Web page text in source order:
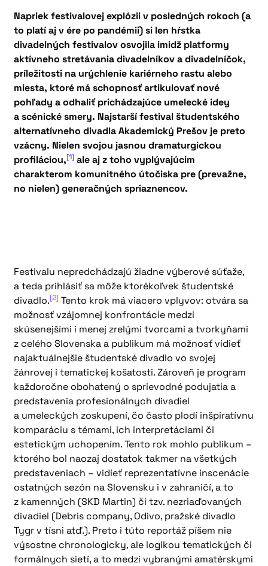
Napriek festivalovej explózii v posledných rokoch (a
to platí aj v ére po pandémii) si len hŕstka
divadelných festivalov osvojila imidž platformy
aktívneho stretávania divadelníkov a divadelníčok,
príležitosti na urýchlenie kariérneho rastu alebo
miesta, ktoré má schopnosť artikulovať nové
pohľady a odhaliť prichádzajúce umelecké idey
a scénické smery. Najstarší festival študentského
alternatívneho divadla Akademický Prešov je preto
vzácny. Nielen svojou jasnou dramaturgickou
profiláciou,[1] ale aj z toho vyplývajúcim
charakterom komunitného útočiska pre (prevažne,
no nielen) generačných spriaznencov.
Festivalu nepredchádzajú žiadne výberové súťaže,
a teda prihlásiť sa môže ktorékoľvek študentské
divadlo.[2] Tento krok má viacero vplyvov: otvára sa
možnosť vzájomnej konfrontácie medzi
skúsenejšími i menej zrelými tvorcami a tvorkyňami
z celého Slovenska a publikum má možnosť vidieť
najaktuálnejšie študentské divadlo vo svojej
žánrovej i tematickej košatosti. Zároveň je program
každoročne obohatený o sprievodné podujatia a
predstavenia profesionálnych divadiel
a umeleckých zoskupení, čo často plodí inšpiratívnu
komparáciu s témami, ich interpretáciami či
estetickým uchopením. Tento rok mohlo publikum –
ktorého bol naozaj dostatok takmer na všetkých
predstaveniach – vidieť reprezentatívne inscenácie
ostatných sezón na Slovensku i v zahraničí, a to
z kamenných (SKD Martin) či tzv. nezriaďovaných
divadiel (Debris company, Odivo, pražské divadlo
Tygr v tísni atď.). Preto i túto reportáž píšem nie
výsostne chronologicky, ale logikou tematických či
formálnych sietí, a to medzi vybranými amatérskymi